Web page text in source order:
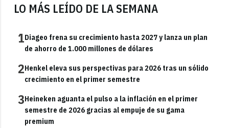
LO MÁS LEÍDO DE LA SEMANA
1Diageo frena su crecimiento hasta 2027 y lanza un plan
de ahorro de 1.000 millones de dólares
2Henkel eleva sus perspectivas para 2026 tras un sólido
crecimiento en el primer semestre
3Heineken aguanta el pulso a la inflación en el primer
semestre de 2026 gracias al empuje de su gama
premium